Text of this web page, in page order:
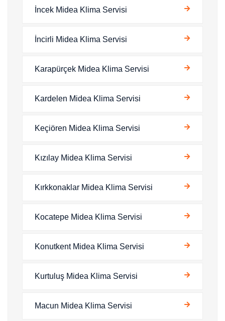
İncek Midea Klima Servisi
İncirli Midea Klima Servisi
Karapürçek Midea Klima Servisi
Kardelen Midea Klima Servisi
Keçiören Midea Klima Servisi
Kızılay Midea Klima Servisi
Kırkkonaklar Midea Klima Servisi
Kocatepe Midea Klima Servisi
Konutkent Midea Klima Servisi
Kurtuluş Midea Klima Servisi
Macun Midea Klima Servisi